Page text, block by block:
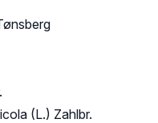
(L.) Zahlbr.